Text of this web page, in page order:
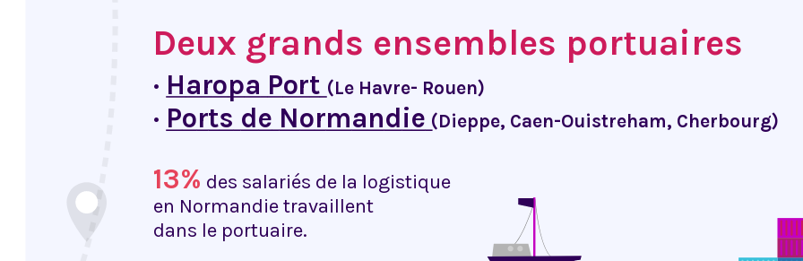
· Haropa Port (Le Havre- Rouen)
· Ports de Normandie (Dieppe, Caen-Ouistreham, Cherbourg)
13% des salariés de la logistique
en Normandie travaillent
dans le portuaire.
Deux grands ensembles portuaires